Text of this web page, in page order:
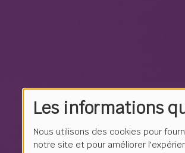
Les informations
Nous utilisons des cookies pour
notre site et pour améliorer